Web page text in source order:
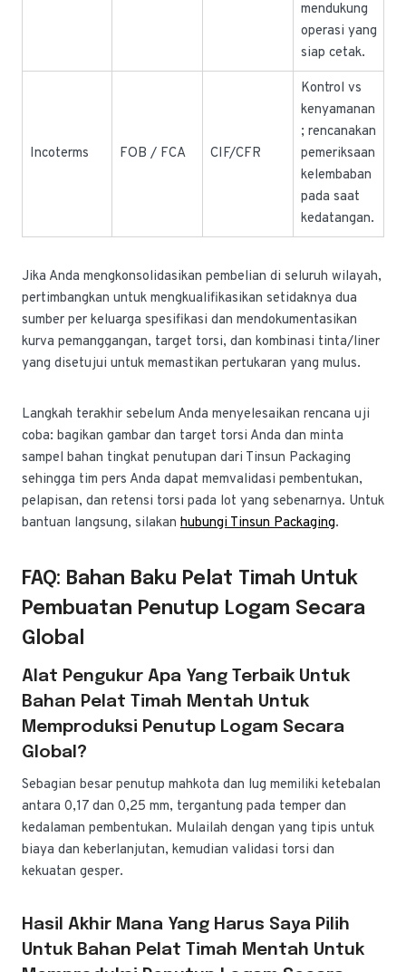
mendukung
operasi yang
siap cetak.
Incoterms FOB / FCA CIF/CFR
Kontrol vs
kenyamanan
; rencanakan
pemeriksaan
kelembaban
pada saat
kedatangan.
Jika Anda mengkonsolidasikan pembelian di seluruh wilayah,
pertimbangkan untuk mengkualifikasikan setidaknya dua
sumber per keluarga spesifikasi dan mendokumentasikan
kurva pemanggangan, target torsi, dan kombinasi tinta/liner
yang disetujui untuk memastikan pertukaran yang mulus.
Langkah terakhir sebelum Anda menyelesaikan rencana uji
coba: bagikan gambar dan target torsi Anda dan minta
sampel bahan tingkat penutupan dari Tinsun Packaging
sehingga tim pers Anda dapat memvalidasi pembentukan,
pelapisan, dan retensi torsi pada lot yang sebenarnya. Untuk
bantuan langsung, silakan hubungi Tinsun Packaging.
FAQ: Bahan Baku Pelat Timah Untuk
Pembuatan Penutup Logam Secara
Global
Alat Pengukur Apa Yang Terbaik Untuk
Bahan Pelat Timah Mentah Untuk
Memproduksi Penutup Logam Secara
Global?
Sebagian besar penutup mahkota dan lug memiliki ketebalan
antara 0,17 dan 0,25 mm, tergantung pada temper dan
kedalaman pembentukan. Mulailah dengan yang tipis untuk
biaya dan keberlanjutan, kemudian validasi torsi dan
kekuatan gesper.
Hasil Akhir Mana Yang Harus Saya Pilih
Untuk Bahan Pelat Timah Mentah Untuk